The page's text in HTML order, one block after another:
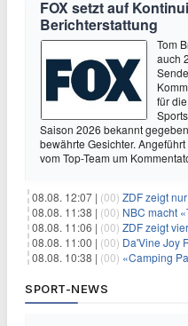
FOX setzt auf
Berichterstattung
Tom
auch
für
Saison 2026 bekannt
bewährte Gesichter.
vom Top-Team um
08.08. 12:07 | (00) ZDF zeigt nur
08.08. 11:38 | (00) NBC macht
08.08. 11:06 | (00) ZDF zeigt
08.08. 11:00 | (00) Da'Vine Joy
08.08. 10:38 | (00) «Camping
SPORT-NEWS